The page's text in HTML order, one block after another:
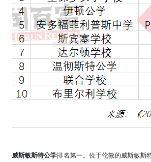
威斯敏斯特公学排名第一。位于伦敦的威斯敏斯